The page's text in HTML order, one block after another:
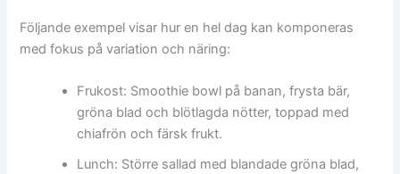
Följande exempel visar hur en hel dag kan komponeras
med fokus på variation och näring:
Frukost: Smoothie bowl på banan, frysta bär,
gröna blad och blötlagda nötter, toppad med
chiafrön och färsk frukt.
Lunch: Större sallad med blandade gröna blad,